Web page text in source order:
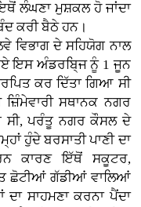
ਲੰਘਣਾ ਮੁਸ਼ਕਲ ਹੋ ਜਾਂਦਾ
ਕਰੀ ਬੈਠੇ ਹਨ।
ਵਿਭਾਗ ਦੇ ਸਹਿਯੋਗ ਨਾਲ
ਇਸ ਅੰਡਰਬਿ੍ਜ ਨੂੰ 1 ਜੂਨ
ਕਰ ਦਿੱਤਾ ਗਿਆ ਸੀ
ਸਥਾਨਕ ਨਗਰ
ਸੀ, ਪਰੰਤੂ ਨਗਰ ਕੌਸਲ ਦੇ
ਹੁੰਦੇ ਬਰਸਾਤੀ ਪਾਣੀ ਦਾ
ਕਾਰਣ ਇੱਥੋਂ ਸਕੂਟਰ,
ਛੋਟੀਆਂ ਗੱਡੀਆਂ ਵਾਲਿਆਂ
ਦਾ ਸਾਹਮਣਾ ਕਰਨਾ ਪੈਂਦਾ